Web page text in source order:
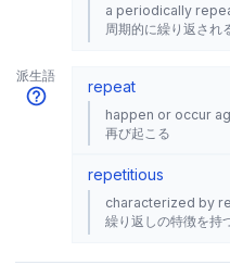
a periodically
周期的に繰り返され
派生語
repeat
happen or occur
再び起こる
repetitious
characterized by
繰り返しの特徴を持